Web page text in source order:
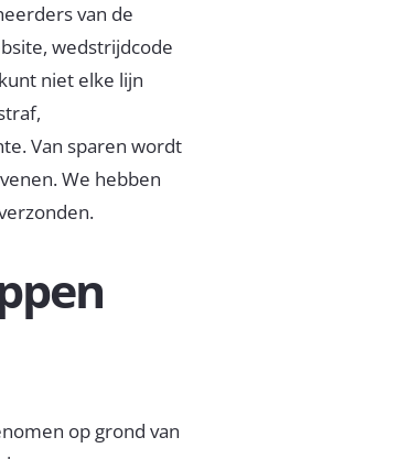
van de
wedstrijdcode
niet elke lijn
Van sparen wordt
We hebben
op grond van